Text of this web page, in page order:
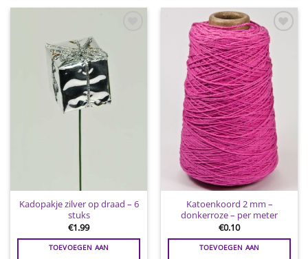
wenslijst
Kadopakje zilver op draad – 6
stuks
€1.99
TOEVOEGEN AAN
Toevoegen
aan
wenslijst
Katoenkoord 2 mm –
donkerroze – per meter
€0.10
TOEVOEGEN AAN